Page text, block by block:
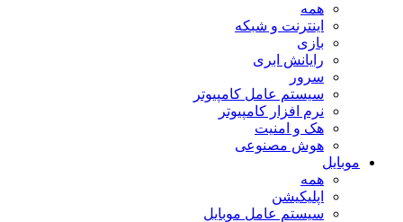
همه
اینترنت و شبکه
بازی
رایانش ابری
سرور
سیستم عامل کامپیوتر
نرم افزار کامپیوتر
هک و امنیت
هوش مصنوعی
موبایل
همه
اپلیکیشن
سیستم عامل موبایل